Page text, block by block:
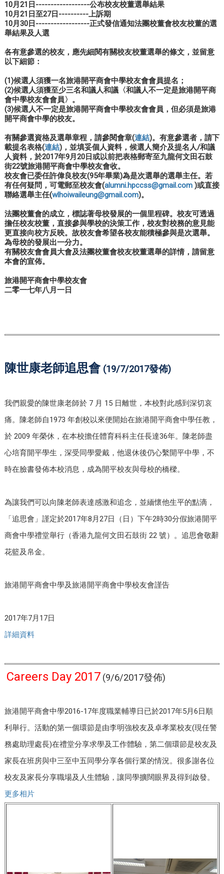
10月21日------------------公布校友校董選舉結果
10月21日至27日----------上訴期
10月30日------------------正式發信通知法團校董會校友校董的選
舉結果及人選
各有意參選的校友，應先細閱有關校友校董選舉的條文，並留意
以下細節：
(1)候選人須獲一名旅港開平商會中學校友會會員提名；
(2)候選人須獲至少三名和議人和議〈和議人不一定是旅港開平商
會中學校友會會員〉。
(3)候選人不一定是旅港開平商會中學校友會會員，但必須是旅港
開平商會中學的校友。
有關參選資格及選舉章程，請參閱會章(連結)。有意參選者，請下
載提名表格(連結)，並填妥個人資料，候選人簡介及提名人/和議
人資料，於2017年9月20日或以前把表格郵寄至九龍何文田石鼓
街22號旅港開平商會中學校友會收。
校友會已委任許偉良校友(95年畢業)為是次選舉的選舉主任。若
有任何疑問，可電郵至校友會(alumni.hpccss@gmail.com)或直接
聯絡選舉主任(wlhoiwaileung@gmail.com)。
法團校董會的成立，標誌著母校發展的一個里程碑。校友可透過
擔任校友校董，直接參與學校的決策工作，校友對校務的意見能
更直接向校方反映。故校友會希望各校友能積極參與是次選舉。
為母校的發展出一分力。
有關校友會會員大會及法團校董會校友校董選舉的詳情，請留意
本會的宣佈。
旅港開平商會中學校友會
二零一七年八月一日
陳世康老師追思會(19/7/2017發佈)
我們親愛的陳世康老師於 7 月 15 日離世，本校對此感到深切哀
痛。陳老師自1973 年創校以來便開始在旅港開平商會中學任教，
於 2009 年榮休，在本校擔任體育科科主任長達36年。陳老師盡
心培育開平學生，深受同學愛戴，他退休後仍心繫開平中學，不
時在臉書發佈本校消息，成為開平校友與母校的橋樑。
為讓我們可以向陳老師表達感激和追念，並緬懷他生平的點滴，
「追思會」謹定於2017年8月27日（日）下午2時30分假旅港開平
商會中學禮堂舉行（香港九龍何文田石鼓街 22 號）。追思會敬辭
花籃及帛金。
旅港開平商會中學及旅港開平商會中學校友會謹告
2017年7月17日
詳細資料
Careers Day 2017 (9/6/2017發佈)
旅港開平商會中學2016-17年度職業輔導日已於2017年5月6日順
利舉行。活動的第一個環節是由李明強校友及卓孝業校友(現任警
務處助理處長)在禮堂分享求學及工作體驗，第二個環節是校友及
家長在班房與中三至中五同學分享各個行業的情況。很多謝各位
校友及家長分享職場及人生體驗，讓同學擴闊眼界及得到啟發。
更多相片